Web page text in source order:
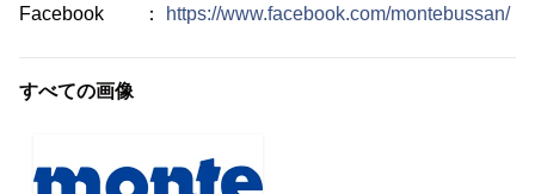
Facebook ：
https://www.facebook.com/montebussan/
すべての画像